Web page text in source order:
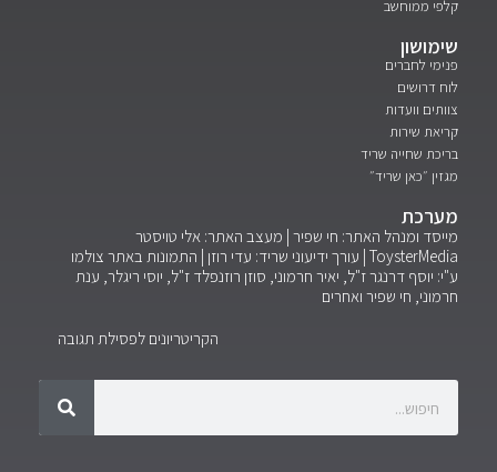
קלפי ממוחשב
שימושון
פנימי לחברים
לוח דרושים
צוותים וועדות
קריאת שירות
בריכת שחייה שריד
מגזין ״כאן שריד״
מערכת
מייסד ומנהל האתר: חי שפיר | מעצב האתר: אלי טויסטר
ToysterMedia | עורך ידיעוני שריד: עדי רוזן | התמונות באתר צולמו
ע"י: יוסף דרנגר ז"ל, יאיר חרמוני, סוזן רוזנפלד ז"ל, יוסי ריגלר, ענת
חרמוני, חי שפיר ואחרים
הקריטריונים לפסילת תגובה